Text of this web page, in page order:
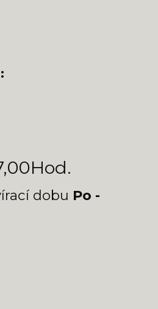
dobu Po -